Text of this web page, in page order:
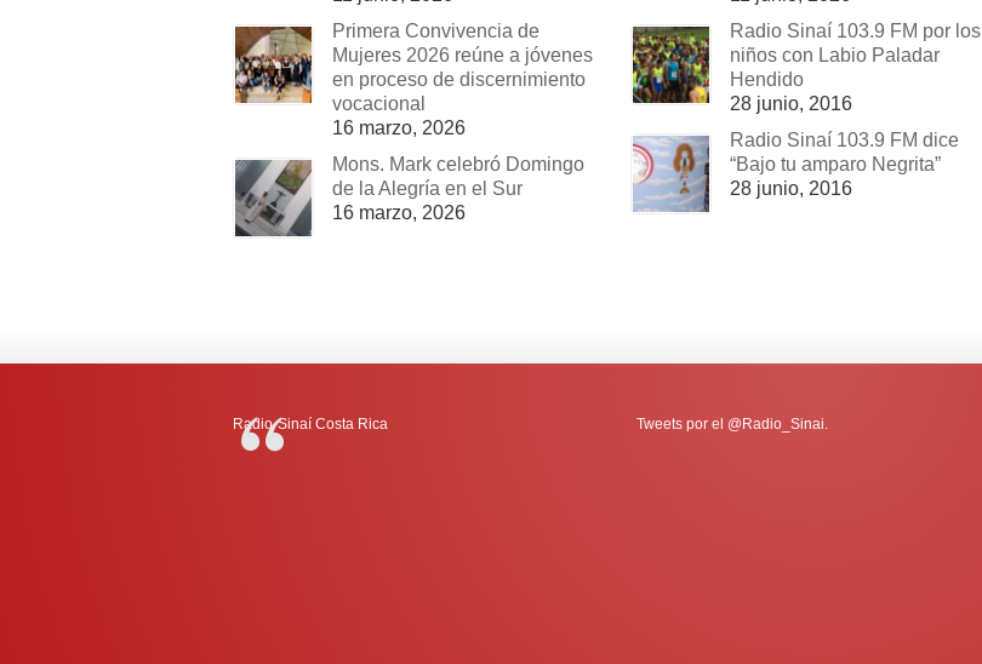
Primera Convivencia de
Mujeres 2026 reúne a jóvenes
en proceso de discernimiento
vocacional
16 marzo, 2026
Mons. Mark celebró Domingo
de la Alegría en el Sur
16 marzo, 2026
Radio Sinaí 103.9 FM por los
niños con Labio Paladar
Hendido
28 junio, 2016
Radio Sinaí 103.9 FM dice
“Bajo tu amparo Negrita”
28 junio, 2016
Radio-Sinaí Costa Rica Tweets por el @Radio_Sinai.